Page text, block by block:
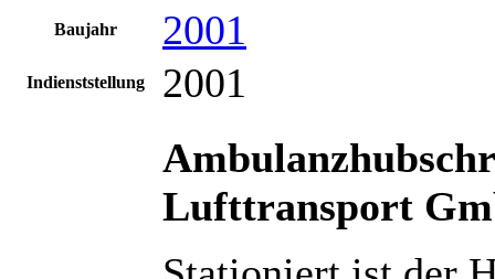
Baujahr 2001
Indienststellung 2001
Lufttransport